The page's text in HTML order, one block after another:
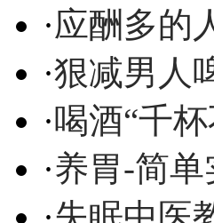
·应酬多的
·狠减男人
·喝酒“千
·养胃-简